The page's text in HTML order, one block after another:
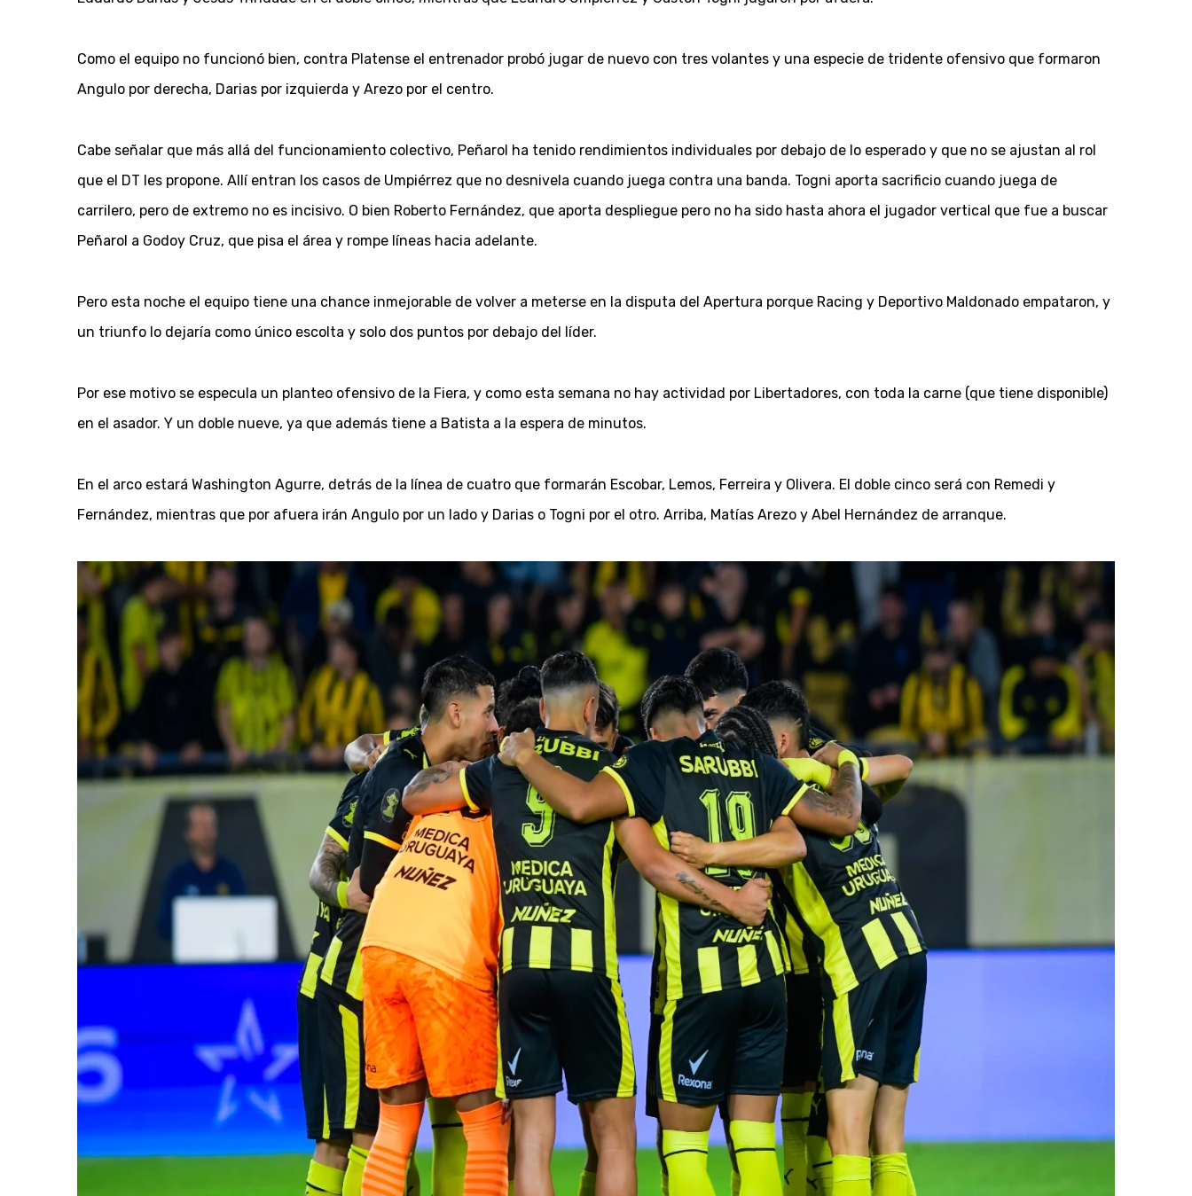
Como el equipo no funcionó bien, contra Platense el entrenador probó jugar de nuevo con tres volantes y una especie de tridente ofensivo que formaron
Angulo por derecha, Darias por izquierda y Arezo por el centro.
Cabe señalar que más allá del funcionamiento colectivo, Peñarol ha tenido rendimientos individuales por debajo de lo esperado y que no se ajustan al rol
que el DT les propone. Allí entran los casos de Umpiérrez que no desnivela cuando juega contra una banda. Togni aporta sacrificio cuando juega de
carrilero, pero de extremo no es incisivo. O bien Roberto Fernández, que aporta despliegue pero no ha sido hasta ahora el jugador vertical que fue a buscar
Peñarol a Godoy Cruz, que pisa el área y rompe líneas hacia adelante.
Pero esta noche el equipo tiene una chance inmejorable de volver a meterse en la disputa del Apertura porque Racing y Deportivo Maldonado empataron, y
un triunfo lo dejaría como único escolta y solo dos puntos por debajo del líder.
Por ese motivo se especula un planteo ofensivo de la Fiera, y como esta semana no hay actividad por Libertadores, con toda la carne (que tiene disponible)
en el asador. Y un doble nueve, ya que además tiene a Batista a la espera de minutos.
En el arco estará Washington Agurre, detrás de la línea de cuatro que formarán Escobar, Lemos, Ferreira y Olivera. El doble cinco será con Remedi y
Fernández, mientras que por afuera irán Angulo por un lado y Darias o Togni por el otro. Arriba, Matías Arezo y Abel Hernández de arranque.